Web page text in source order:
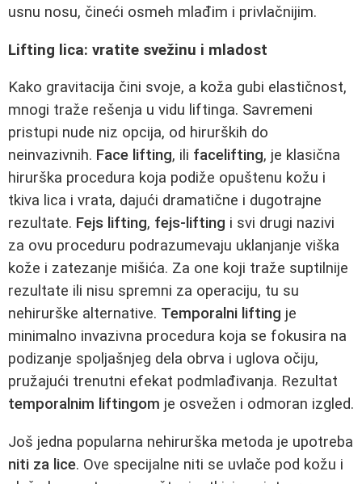
usnu nosu, čineći osmeh mlađim i privlačnijim.
Lifting lica: vratite svežinu i mladost
Kako gravitacija čini svoje, a koža gubi elastičnost,
mnogi traže rešenja u vidu liftinga. Savremeni
pristupi nude niz opcija, od hirurških do
neinvazivnih. Face lifting, ili facelifting, je klasična
hirurška procedura koja podiže opuštenu kožu i
tkiva lica i vrata, dajući dramatične i dugotrajne
rezultate. Fejs lifting, fejs-lifting i svi drugi nazivi
za ovu proceduru podrazumevaju uklanjanje viška
kože i zatezanje mišića. Za one koji traže suptilnije
rezultate ili nisu spremni za operaciju, tu su
nehirurške alternative. Temporalni lifting je
minimalno invazivna procedura koja se fokusira na
podizanje spoljašnjeg dela obrva i uglova očiju,
pružajući trenutni efekat podmlađivanja. Rezultat
temporalnim liftingom je osvežen i odmoran izgled.
Još jedna popularna nehirurška metoda je upotreba
niti za lice. Ove specijalne niti se uvlače pod kožu i